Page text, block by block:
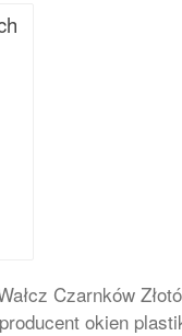
Czarnków
producent okien